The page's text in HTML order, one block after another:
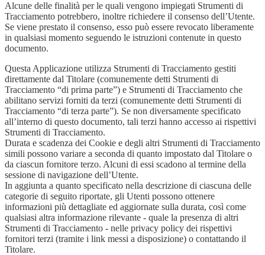
Alcune delle finalità per le quali vengono impiegati Strumenti di
Tracciamento potrebbero, inoltre richiedere il consenso dell’Utente.
Se viene prestato il consenso, esso può essere revocato liberamente
in qualsiasi momento seguendo le istruzioni contenute in questo
documento.
Questa Applicazione utilizza Strumenti di Tracciamento gestiti
direttamente dal Titolare (comunemente detti Strumenti di
Tracciamento “di prima parte”) e Strumenti di Tracciamento che
abilitano servizi forniti da terzi (comunemente detti Strumenti di
Tracciamento “di terza parte”). Se non diversamente specificato
all’interno di questo documento, tali terzi hanno accesso ai rispettivi
Strumenti di Tracciamento.
Durata e scadenza dei Cookie e degli altri Strumenti di Tracciamento
simili possono variare a seconda di quanto impostato dal Titolare o
da ciascun fornitore terzo. Alcuni di essi scadono al termine della
sessione di navigazione dell’Utente.
In aggiunta a quanto specificato nella descrizione di ciascuna delle
categorie di seguito riportate, gli Utenti possono ottenere
informazioni più dettagliate ed aggiornate sulla durata, così come
qualsiasi altra informazione rilevante - quale la presenza di altri
Strumenti di Tracciamento - nelle privacy policy dei rispettivi
fornitori terzi (tramite i link messi a disposizione) o contattando il
Titolare.